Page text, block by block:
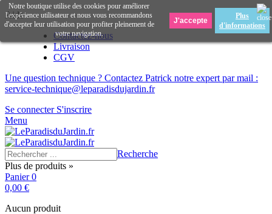
Aide
Contactez-nous
Livraison
CGV
Une question technique ? Contactez Patrick notre expert par mail :
service-technique@leparadisdujardin.fr
Se connecter S'inscrire
Menu
Recherche
Plus de produits »
Panier 0
0,00 €
Aucun produit
Notre boutique utilise des cookies pour améliorer
l'expérience utilisateur et nous vous recommandons
d'accepter leur utilisation pour profiter pleinement de
votre navigation.
Plus
d'informations